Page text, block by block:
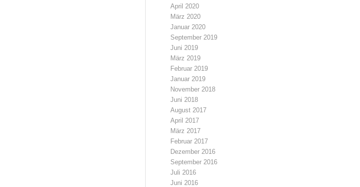
April 2020
März 2020
Januar 2020
September 2019
Juni 2019
März 2019
Februar 2019
Januar 2019
November 2018
Juni 2018
August 2017
April 2017
März 2017
Februar 2017
Dezember 2016
September 2016
Juli 2016
Juni 2016